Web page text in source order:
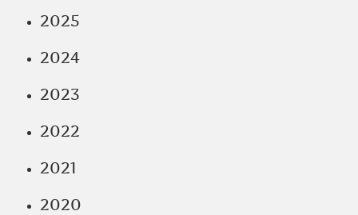
2025
2024
2023
2022
2021
2020